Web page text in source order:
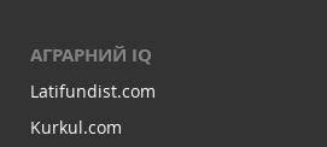
АГРАРНИЙ IQ
Latifundist.com
Kurkul.com